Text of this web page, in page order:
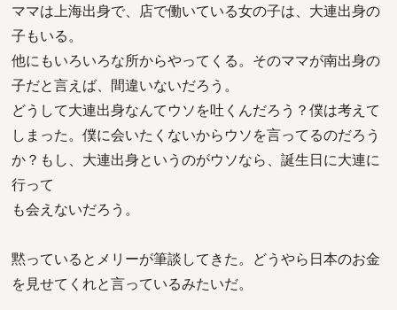
ママは上海出身で、店で働いている女の子は、大連出身の
子もいる。
他にもいろいろな所からやってくる。そのママが南出身の
子だと言えば、間違いないだろう。
どうして大連出身なんてウソを吐くんだろう？僕は考えて
しまった。僕に会いたくないからウソを言ってるのだろう
か？もし、大連出身というのがウソなら、誕生日に大連に
行って
も会えないだろう。
黙っているとメリーが筆談してきた。どうやら日本のお金
を見せてくれと言っているみたいだ。